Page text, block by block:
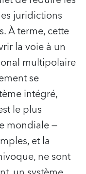
juridictions
À terme, cette
la voie à un
multipolaire
se
intégré,
le plus
mondiale —
et la
ne sont